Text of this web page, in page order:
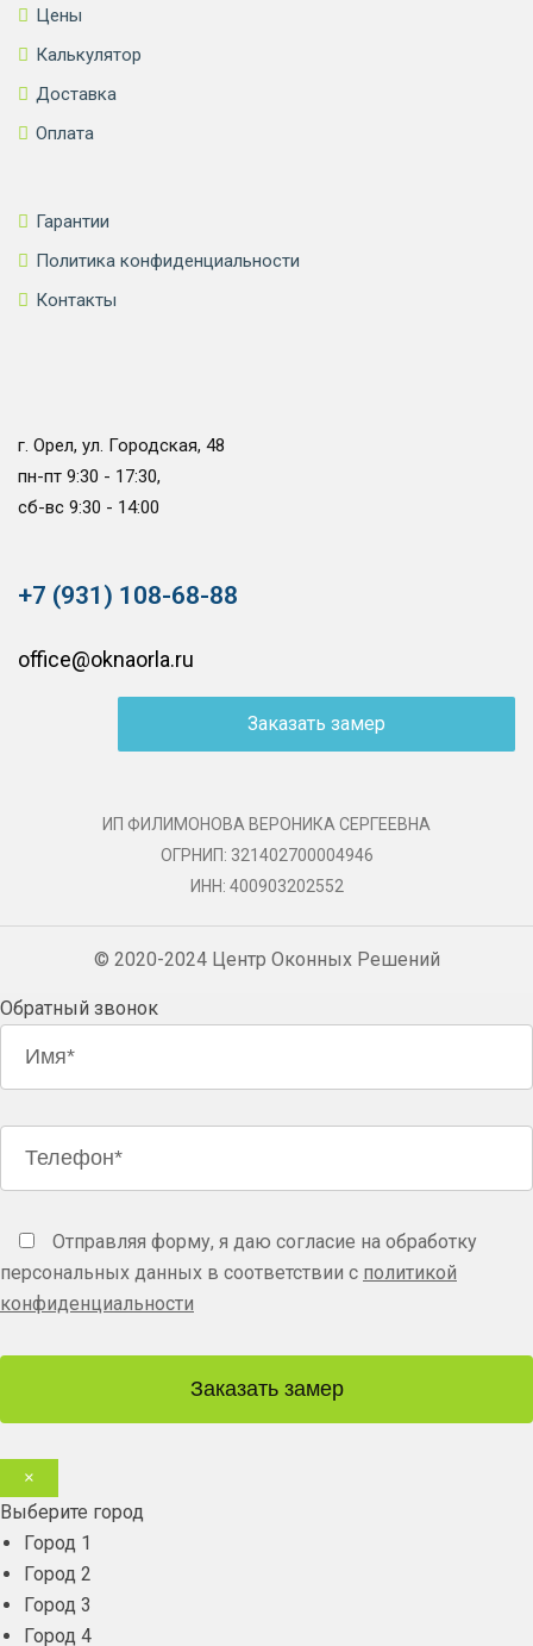
Цены
Калькулятор
Доставка
Оплата
Гарантии
Политика конфиденциальности
Контакты
г. Орел, ул. Городская, 48
пн-пт 9:30 - 17:30,
сб-вс 9:30 - 14:00
+7 (931) 108-68-88
office@oknaorla.ru
Заказать замер
ИП ФИЛИМОНОВА ВЕРОНИКА СЕРГЕЕВНА
ОГРНИП: 321402700004946
ИНН: 400903202552
© 2020-2024 Центр Оконных Решений
Обратный звонок
Отправляя форму, я даю согласие на обработку
персональных данных в соответствии с политикой
конфиденциальности
Заказать замер
×
Выберите город
Город 1
Город 2
Город 3
Город 4